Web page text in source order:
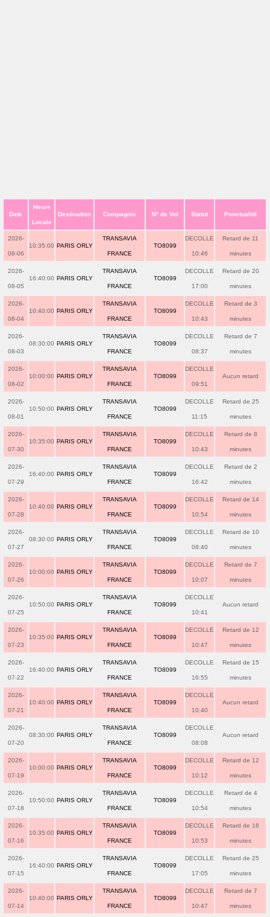
Date
Heure
Locale
Destination Compagnie N° de Vol Statut Ponctualité
2026-
08-06
10:35:00 PARIS ORLY
TRANSAVIA
FRANCE
TO8099
DECOLLE
10:46
Retard de 11
minutes
2026-
08-05
16:40:00 PARIS ORLY
TRANSAVIA
FRANCE
TO8099
DECOLLE
17:00
Retard de 20
minutes
2026-
08-04
10:40:00 PARIS ORLY
TRANSAVIA
FRANCE
TO8099
DECOLLE
10:43
Retard de 3
minutes
2026-
08-03
08:30:00 PARIS ORLY
TRANSAVIA
FRANCE
TO8099
DECOLLE
08:37
Retard de 7
minutes
2026-
08-02
10:00:00 PARIS ORLY
TRANSAVIA
FRANCE
TO8099
DECOLLE
09:51
Aucun retard
2026-
08-01
10:50:00 PARIS ORLY
TRANSAVIA
FRANCE
TO8099
DECOLLE
11:15
Retard de 25
minutes
2026-
07-30
10:35:00 PARIS ORLY
TRANSAVIA
FRANCE
TO8099
DECOLLE
10:43
Retard de 8
minutes
2026-
07-29
16:40:00 PARIS ORLY
TRANSAVIA
FRANCE
TO8099
DECOLLE
16:42
Retard de 2
minutes
2026-
07-28
10:40:00 PARIS ORLY
TRANSAVIA
FRANCE
TO8099
DECOLLE
10:54
Retard de 14
minutes
2026-
07-27
08:30:00 PARIS ORLY
TRANSAVIA
FRANCE
TO8099
DECOLLE
08:40
Retard de 10
minutes
2026-
07-26
10:00:00 PARIS ORLY
TRANSAVIA
FRANCE
TO8099
DECOLLE
10:07
Retard de 7
minutes
2026-
07-25
10:50:00 PARIS ORLY
TRANSAVIA
FRANCE
TO8099
DECOLLE
10:41
Aucun retard
2026-
07-23
10:35:00 PARIS ORLY
TRANSAVIA
FRANCE
TO8099
DECOLLE
10:47
Retard de 12
minutes
2026-
07-22
16:40:00 PARIS ORLY
TRANSAVIA
FRANCE
TO8099
DECOLLE
16:55
Retard de 15
minutes
2026-
07-21
10:40:00 PARIS ORLY
TRANSAVIA
FRANCE
TO8099
DECOLLE
10:40
Aucun retard
2026-
07-20
08:30:00 PARIS ORLY
TRANSAVIA
FRANCE
TO8099
DECOLLE
08:08
Aucun retard
2026-
07-19
10:00:00 PARIS ORLY
TRANSAVIA
FRANCE
TO8099
DECOLLE
10:12
Retard de 12
minutes
2026-
07-18
10:50:00 PARIS ORLY
TRANSAVIA
FRANCE
TO8099
DECOLLE
10:54
Retard de 4
minutes
2026-
07-16
10:35:00 PARIS ORLY
TRANSAVIA
FRANCE
TO8099
DECOLLE
10:53
Retard de 18
minutes
2026-
07-15
16:40:00 PARIS ORLY
TRANSAVIA
FRANCE
TO8099
DECOLLE
17:05
Retard de 25
minutes
2026-
07-14
10:40:00 PARIS ORLY
TRANSAVIA
FRANCE
TO8099
DECOLLE
10:47
Retard de 7
minutes